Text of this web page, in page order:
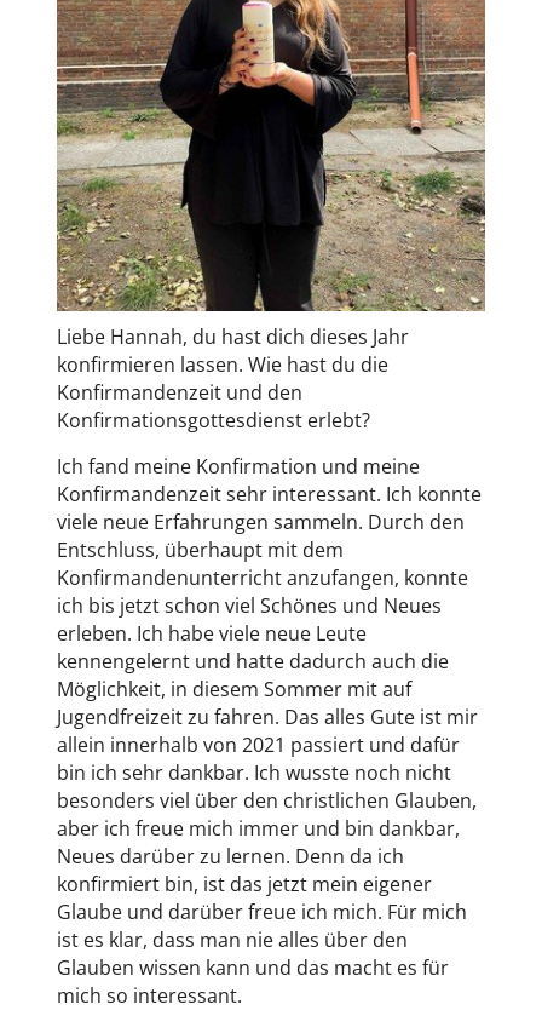
Liebe Hannah, du hast dich dieses Jahr
konfirmieren lassen. Wie hast du die
Konfirmandenzeit und den
Konfirmationsgottesdienst erlebt?
Ich fand meine Konfirmation und meine
Konfirmandenzeit sehr interessant. Ich konnte
viele neue Erfahrungen sammeln. Durch den
Entschluss, überhaupt mit dem
Konfirmandenunterricht anzufangen, konnte
ich bis jetzt schon viel Schönes und Neues
erleben. Ich habe viele neue Leute
kennengelernt und hatte dadurch auch die
Möglichkeit, in diesem Sommer mit auf
Jugendfreizeit zu fahren. Das alles Gute ist mir
allein innerhalb von 2021 passiert und dafür
bin ich sehr dankbar. Ich wusste noch nicht
besonders viel über den christlichen Glauben,
aber ich freue mich immer und bin dankbar,
Neues darüber zu lernen. Denn da ich
konfirmiert bin, ist das jetzt mein eigener
Glaube und darüber freue ich mich. Für mich
ist es klar, dass man nie alles über den
Glauben wissen kann und das macht es für
mich so interessant.